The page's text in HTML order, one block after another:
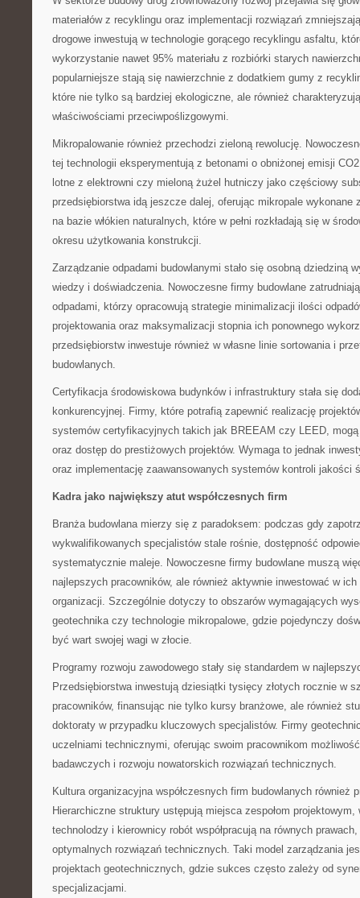
materiałów z recyklingu oraz implementacji rozwiązań
drogowe inwestują w technologie gorącego recyklingu asfaltu,
wykorzystanie nawet 95% materiału z rozbiórki starych
popularniejsze stają się nawierzchnie z dodatkiem gumy z
które nie tylko są bardziej ekologiczne, ale również
właściwościami przeciwpoślizgowymi.
Mikropalowanie również przechodzi zieloną rewolucję.
tej technologii eksperymentują z betonami o obniżonej emisji
lotne z elektrowni czy mieloną żużel hutniczy jako częściowy
przedsiębiorstwa idą jeszcze dalej, oferując mikropale wykonane
na bazie włókien naturalnych, które w pełni rozkładają się w
okresu użytkowania konstrukcji.
Zarządzanie odpadami budowlanymi stało się osobną dziedziną
wiedzy i doświadczenia. Nowoczesne firmy budowlane
odpadami, którzy opracowują strategie minimalizacji ilości
projektowania oraz maksymalizacji stopnia ich ponownego
przedsiębiorstw inwestuje również w własne linie sortowania i
budowlanych.
Certyfikacja środowiskowa budynków i infrastruktury stała się
konkurencyjnej. Firmy, które potrafią zapewnić realizację
systemów certyfikacyjnych takich jak BREEAM czy LEED,
oraz dostęp do prestiżowych projektów. Wymaga to jednak
oraz implementację zaawansowanych systemów kontroli jakości
Kadra jako największy atut współczesnych firm
Branża budowlana mierzy się z paradoksem: podczas gdy
wykwalifikowanych specjalistów stale rośnie, dostępność
systematycznie maleje. Nowoczesne firmy budowlane muszą
najlepszych pracowników, ale również aktywnie inwestować w
organizacji. Szczególnie dotyczy to obszarów wymagających
geotechnika czy technologie mikropalowe, gdzie pojedynczy
być wart swojej wagi w złocie.
Programy rozwoju zawodowego stały się standardem w
Przedsiębiorstwa inwestują dziesiątki tysięcy złotych rocznie w
pracowników, finansując nie tylko kursy branżowe, ale również
doktoraty w przypadku kluczowych specjalistów. Firmy
uczelniami technicznymi, oferując swoim pracownikom
badawczych i rozwoju nowatorskich rozwiązań technicznych.
Kultura organizacyjna współczesnych firm budowlanych również
Hierarchiczne struktury ustępują miejsca zespołom
technolodzy i kierownicy robót współpracują na równych
optymalnych rozwiązań technicznych. Taki model zarządzania
projektach geotechnicznych, gdzie sukces często zależy od
specjalizacjami.